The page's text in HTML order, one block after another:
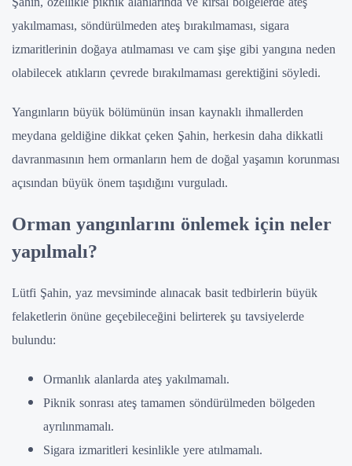
yakılmaması, söndürülmeden ateş bırakılmaması, sigara
izmaritlerinin doğaya atılmaması ve cam şişe gibi yangına neden
olabilecek atıkların çevrede bırakılmaması gerektiğini söyledi.
Yangınların büyük bölümünün insan kaynaklı ihmallerden
meydana geldiğine dikkat çeken Şahin, herkesin daha dikkatli
davranmasının hem ormanların hem de doğal yaşamın korunması
açısından büyük önem taşıdığını vurguladı.
Orman yangınlarını önlemek için neler
yapılmalı?
Lütfi Şahin, yaz mevsiminde alınacak basit tedbirlerin büyük
felaketlerin önüne geçebileceğini belirterek şu tavsiyelerde
bulundu:
Ormanlık alanlarda ateş yakılmamalı.
Piknik sonrası ateş tamamen söndürülmeden bölgeden
ayrılınmamalı.
Sigara izmaritleri kesinlikle yere atılmamalı.